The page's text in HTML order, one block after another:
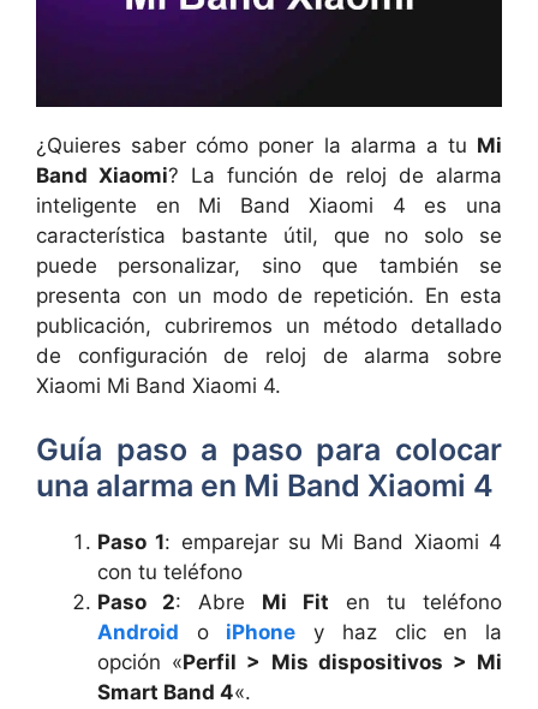
¿Quieres saber cómo poner la alarma a tu Mi
Band Xiaomi? La función de reloj de alarma
inteligente en Mi Band Xiaomi 4 es una
característica bastante útil, que no solo se
puede personalizar, sino que también se
presenta con un modo de repetición. En esta
publicación, cubriremos un método detallado
de configuración de reloj de alarma sobre
Xiaomi Mi Band Xiaomi 4.
Guía paso a paso para colocar
una alarma en Mi Band Xiaomi 4
Paso 1: emparejar su Mi Band Xiaomi 4
con tu teléfono
Paso 2: Abre Mi Fit en tu teléfono
Android o iPhone y haz clic en la
opción «Perfil > Mis dispositivos > Mi
Smart Band 4«.